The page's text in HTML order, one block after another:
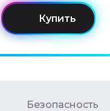
Безопасность